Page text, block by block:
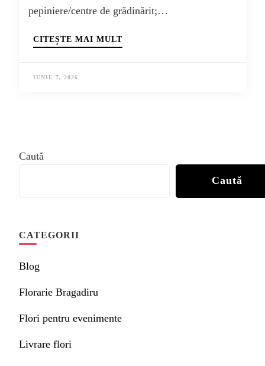
pepiniere/centre de grădinărit;…
CITEȘTE MAI MULT
IUNIE 7, 2026
Caută
Caută
CATEGORII
Blog
Florarie Bragadiru
Flori pentru evenimente
Livrare flori